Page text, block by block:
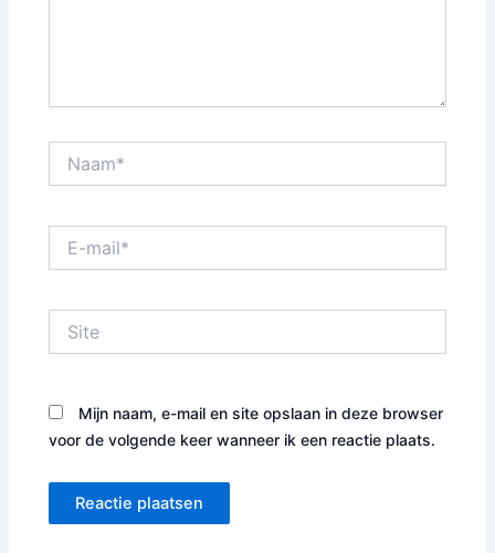
mail*
Mijn naam, e-mail en site opslaan in deze browser
voor de volgende keer wanneer ik een reactie plaats.